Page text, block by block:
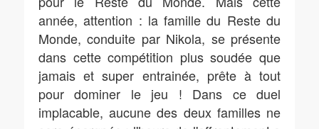
année, attention : la famille du Reste du
Monde, conduite par Nikola, se présente
dans cette compétition plus soudée que
jamais et super entrainée, prête à tout
pour dominer le jeu ! Dans ce duel
implacable, aucune des deux familles ne